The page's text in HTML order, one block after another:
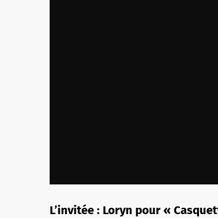
L’invitée : Loryn pour «